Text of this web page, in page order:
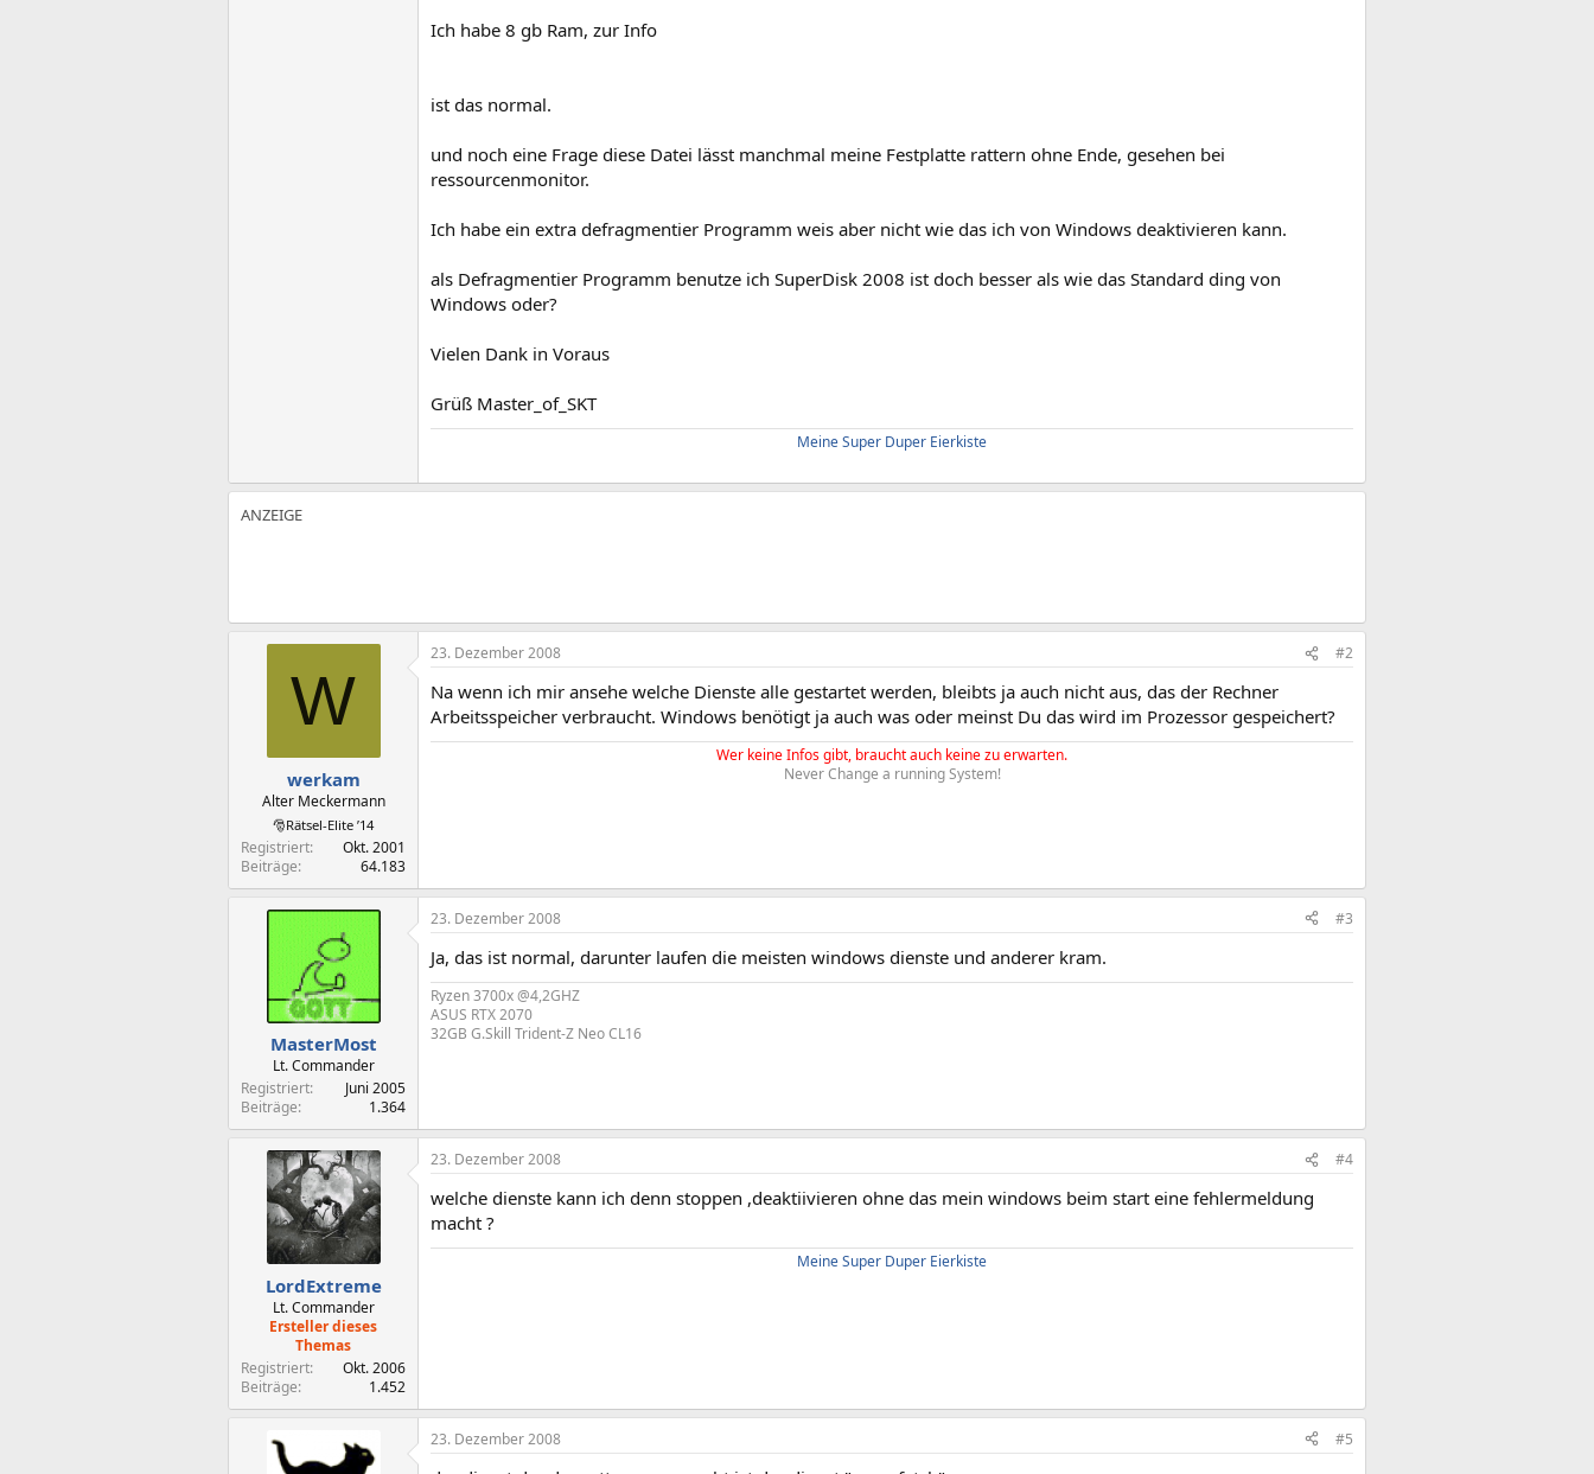
Ich habe 8 gb Ram, zur Info
ist das normal.
und noch eine Frage diese Datei lässt manchmal meine Festplatte rattern ohne Ende, gesehen bei
ressourcenmonitor.
Ich habe ein extra defragmentier Programm weis aber nicht wie das ich von Windows deaktivieren kann.
als Defragmentier Programm benutze ich SuperDisk 2008 ist doch besser als wie das Standard ding von
Windows oder?
Vielen Dank in Voraus
Grüß Master_of_SKT
Meine Super Duper Eierkiste
W
werkam
Alter Meckermann
🎅Rätsel-Elite ’14
Registriert
Okt. 2001
Beiträge
64.183
23. Dezember 2008 #2
Na wenn ich mir ansehe welche Dienste alle gestartet werden, bleibts ja auch nicht aus, das der Rechner
Arbeitsspeicher verbraucht. Windows benötigt ja auch was oder meinst Du das wird im Prozessor gespeichert?
Wer keine Infos gibt, braucht auch keine zu erwarten.
Never Change a running System!
MasterMost
Lt. Commander
Registriert
Juni 2005
Beiträge
1.364
23. Dezember 2008 #3
Ja, das ist normal, darunter laufen die meisten windows dienste und anderer kram.
Ryzen 3700x @4,2GHZ
ASUS RTX 2070
32GB G.Skill Trident-Z Neo CL16
LordExtreme
Lt. Commander
Ersteller dieses
Themas
Registriert
Okt. 2006
Beiträge
1.452
23. Dezember 2008 #4
welche dienste kann ich denn stoppen ,deaktiivieren ohne das mein windows beim start eine fehlermeldung
macht ?
Meine Super Duper Eierkiste
23. Dezember 2008 #5